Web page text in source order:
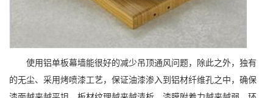
使用铝单板幕墙能很好的减少吊顶通风问题，除此之外，独有
的无尘、采用烤喷漆工艺，保证油漆渗入到铝材纤维孔之中，确保